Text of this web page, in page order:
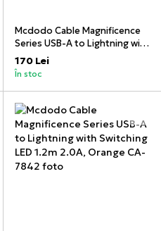
Mcdodo Cable Magnificence
Series USB-A to Lightning with
Switching LED 1.2m 2.0A,
Green
170 Lei
În stoc